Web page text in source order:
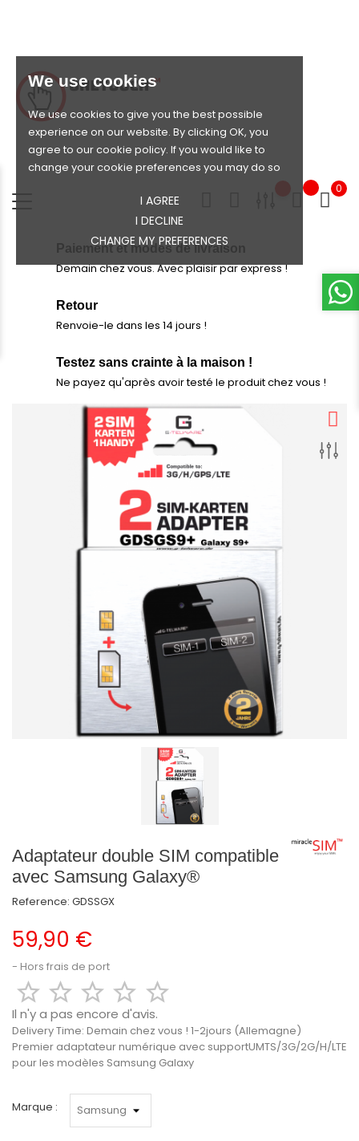
We use cookies
We use cookies to give you the best possible
experience on our website. By clicking OK, you
agree to our cookie policy. If you would like to
change your cookie preferences you may do so
I AGREE
I DECLINE
CHANGE MY PREFERENCES
0
Paiement et modes de livraison
Demain chez vous. Avec plaisir par express !
Retour
Renvoie-le dans les 14 jours !
Testez sans crainte à la maison !
Ne payez qu'après avoir testé le produit chez vous !
Adaptateur double SIM compatible
avec Samsung Galaxy®
Reference: GDSSGX
59,90 €
Hors frais de port
    
Il n'y a pas encore d'avis.
Delivery Time: Demain chez vous ! 1-2jours (Allemagne)
Premier adaptateur numérique avec supportUMTS/3G/2G/H/LTE
pour les modèles Samsung Galaxy
Marque :